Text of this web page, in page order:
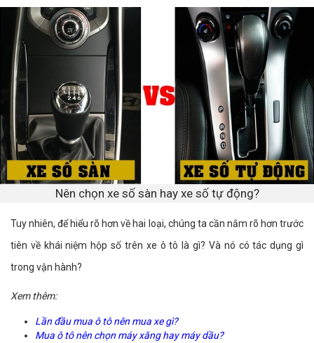
Nên chọn xe số sàn hay xe số tự động?
Tuy nhiên, để hiểu rõ hơn về hai loại, chúng ta cần nắm rõ hơn trước
tiên về khái niệm hộp số trên xe ô tô là gì? Và nó có tác dụng gì
trong vận hành?
Xem thêm:
Lần đầu mua ô tô nên mua xe gì?
Mua ô tô nên chọn máy xăng hay máy dầu?